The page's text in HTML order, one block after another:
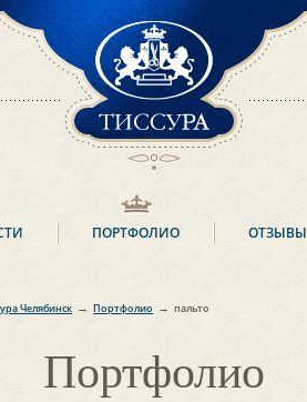
ТИССУРА
Челябинск → Портфолио → пальто
Портфолио
ПОРТФОЛИО ОТЗЫВЫ